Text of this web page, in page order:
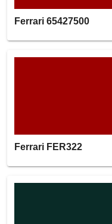
Ferrari 65427500
Ferrari FER322